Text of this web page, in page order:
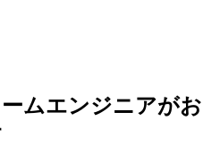
ムエンジニアがお